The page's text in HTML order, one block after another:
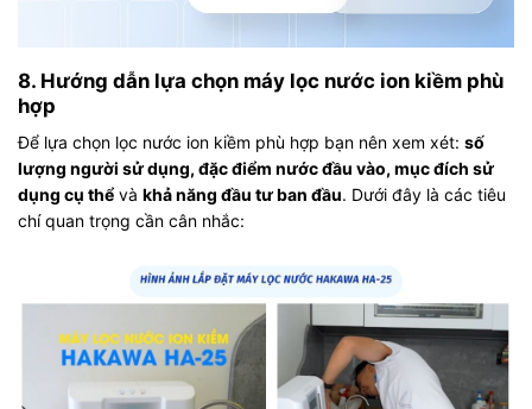
8. Hướng dẫn lựa chọn máy lọc nước ion kiềm phù
hợp
Để lựa chọn lọc nước ion kiềm phù hợp bạn nên xem xét: số
lượng người sử dụng, đặc điểm nước đầu vào, mục đích sử
dụng cụ thể và khả năng đầu tư ban đầu. Dưới đây là các tiêu
chí quan trọng cần cân nhắc: